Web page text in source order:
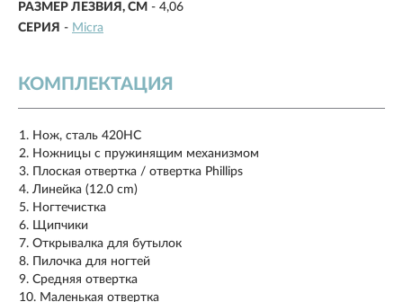
РАЗМЕР ЛЕЗВИЯ, СМ - 4,06
СЕРИЯ - Micra
КОМПЛЕКТАЦИЯ
Нож, сталь 420HC
Ножницы с пружинящим механизмом
Плоская отвертка / отвертка Phillips
Линейка (12.0 cm)
Ногтечистка
Щипчики
Открывалка для бутылок
Пилочка для ногтей
Средняя отвертка
Маленькая отвертка